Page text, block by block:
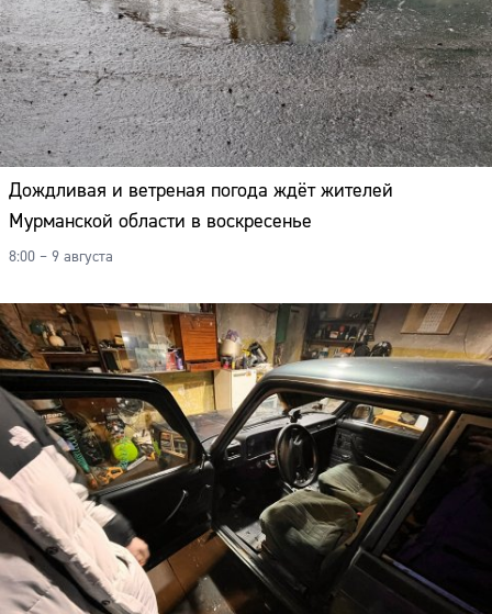
Дождливая и ветреная погода ждёт жителей
Мурманской области в воскресенье
8:00 – 9 августа